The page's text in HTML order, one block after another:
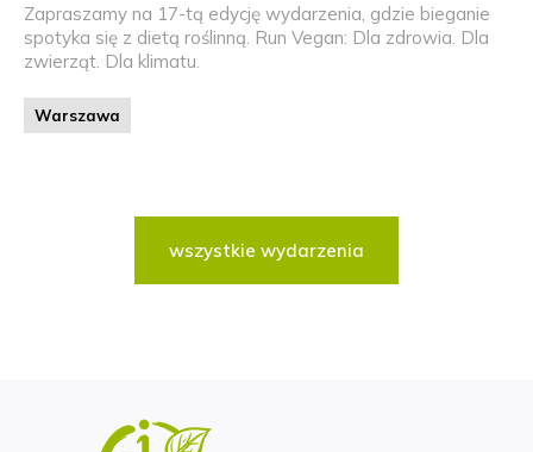
Zapraszamy na 17-tą edycję wydarzenia, gdzie bieganie
spotyka się z dietą roślinną. Run Vegan: Dla zdrowia. Dla
zwierząt. Dla klimatu.
Warszawa
wszystkie wydarzenia